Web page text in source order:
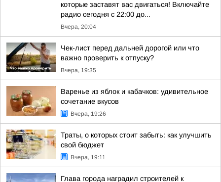
которые заставят вас двигаться! Включайте
радио сегодня с 22:00 до...
Вчера, 20:04
Чек-лист перед дальней дорогой или что
важно проверить к отпуску?
Вчера, 19:35
Варенье из яблок и кабачков: удивительное
сочетание вкусов
Вчера, 19:26
Траты, о которых стоит забыть: как улучшить
свой бюджет
Вчера, 19:11
Глава города наградил строителей к